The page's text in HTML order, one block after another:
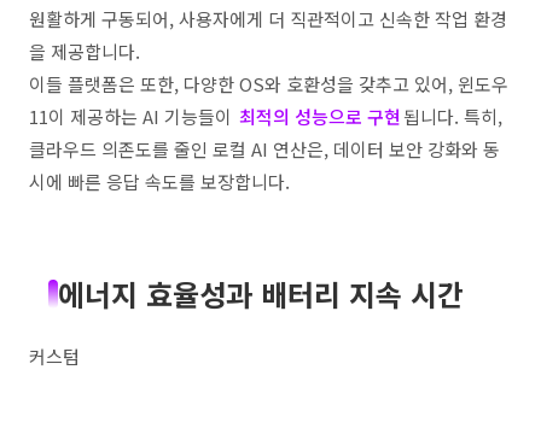
원활하게 구동되어, 사용자에게 더 직관적이고 신속한 작업 환경
을 제공합니다.
이들 플랫폼은 또한, 다양한 OS와 호환성을 갖추고 있어, 윈도우
11이 제공하는 AI 기능들이 최적의 성능으로 구현 됩니다. 특히,
클라우드 의존도를 줄인 로컬 AI 연산은, 데이터 보안 강화와 동
시에 빠른 응답 속도를 보장합니다.
에너지 효율성과 배터리 지속 시간
커스텀